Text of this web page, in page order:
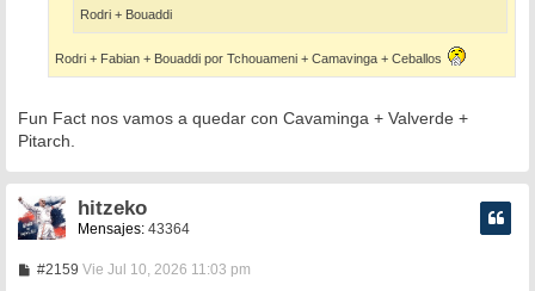
Rodri + Bouaddi
Rodri + Fabian + Bouaddi por Tchouameni + Camavinga + Ceballos
Fun Fact nos vamos a quedar con Cavaminga + Valverde +
Pitarch.
hitzeko
Mensajes: 43364
#2159MVie Jul 10, 2026 11:03 pm